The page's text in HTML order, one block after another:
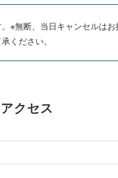
※無断、当日キャンセルは
ください。
クセス